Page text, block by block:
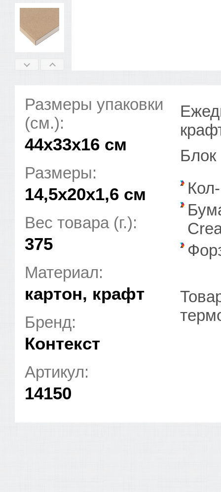
Размеры упаковки
(см.):
44x33x16 см
Размеры:
14,5х20х1,6 см
Вес товара (г.):
375
Материал:
картон, крафт
Бренд:
Контекст
Артикул:
14150
Блок